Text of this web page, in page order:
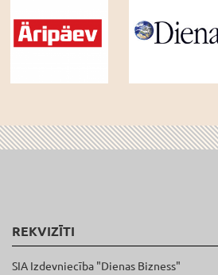
REKVIZĪTI
SIA Izdevniecība "Dienas Bizness"